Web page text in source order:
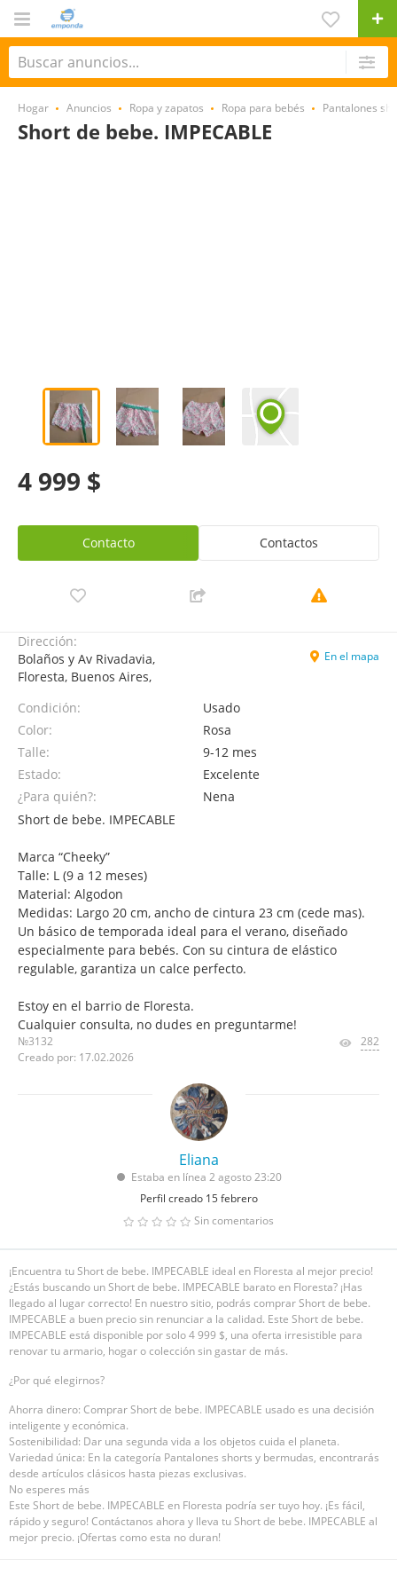
Hogar Anuncios Ropa y zapatos Ropa para bebés Pantalones
Short de bebe. IMPECABLE
4 999 $
Contacto Contactos
Dirección:
Bolaños y Av Rivadavia,
Floresta, Buenos Aires,
En el mapa
Condición:
Usado
Color:
Rosa
Talle:
9-12 mes
Estado:
Excelente
¿Para quién?:
Nena
Short de bebe. IMPECABLE
Marca “Cheeky”
Talle: L (9 a 12 meses)
Material: Algodon
Medidas: Largo 20 cm, ancho de cintura 23 cm (cede mas).
Un básico de temporada ideal para el verano, diseñado
especialmente para bebés. Con su cintura de elástico
regulable, garantiza un calce perfecto.
Estoy en el barrio de Floresta.
Cualquier consulta, no dudes en preguntarme!
№3132
Creado por: 17.02.2026
282
Eliana
Estaba en línea 2 agosto 23:20
Perfil creado 15 febrero
Sin comentarios
¡Encuentra tu Short de bebe. IMPECABLE ideal en Floresta al mejor precio!
¿Estás buscando un Short de bebe. IMPECABLE barato en Floresta? ¡Has
llegado al lugar correcto! En nuestro sitio, podrás comprar Short de bebe.
IMPECABLE a buen precio sin renunciar a la calidad. Este Short de bebe.
IMPECABLE está disponible por solo 4 999 $, una oferta irresistible para
renovar tu armario, hogar o colección sin gastar de más.
¿Por qué elegirnos?
Ahorra dinero: Comprar Short de bebe. IMPECABLE usado es una decisión
inteligente y económica.
Sostenibilidad: Dar una segunda vida a los objetos cuida el planeta.
Variedad única: En la categoría Pantalones shorts y bermudas, encontrarás
desde artículos clásicos hasta piezas exclusivas.
No esperes más
Este Short de bebe. IMPECABLE en Floresta podría ser tuyo hoy. ¡Es fácil,
rápido y seguro! Contáctanos ahora y lleva tu Short de bebe. IMPECABLE al
mejor precio. ¡Ofertas como esta no duran!